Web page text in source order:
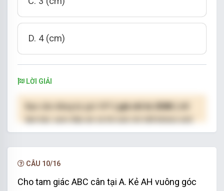
D. 4 (cm)
LỜI GIẢI
( giá chỉ từ 250K )
làm bài, xem đáp án và lời giải chi tiết không giới
hạn.
CÂU 10/16
Cho tam giác ABC cân tại A. Kẻ AH vuông góc